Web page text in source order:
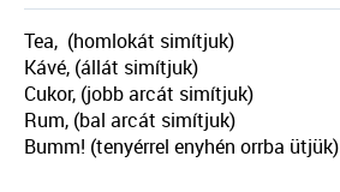
Tea, (homlokát simítjuk)
Kávé, (állát simítjuk)
Cukor, (jobb arcát simítjuk)
Rum, (bal arcát simítjuk)
Bumm! (tenyérrel enyhén orrba ütjük)